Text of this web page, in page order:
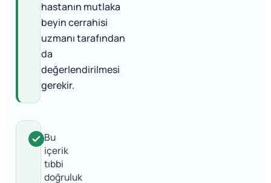
hastanın mutlaka
beyin cerrahisi
uzmanı tarafından
da
değerlendirilmesi
gerekir.
Bu
içerik
tıbbi
doğruluk